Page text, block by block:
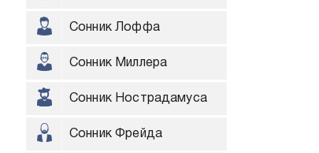
Сонник Лоффа
Сонник Миллера
Сонник Нострадамуса
Сонник Фрейда